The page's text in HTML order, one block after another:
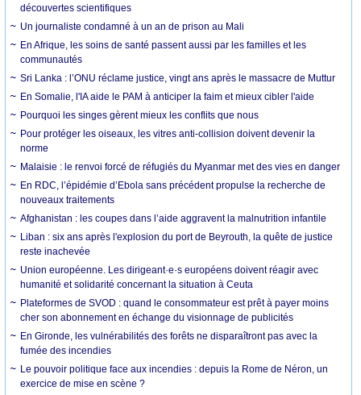
découvertes scientifiques
Un journaliste condamné à un an de prison au Mali
En Afrique, les soins de santé passent aussi par les familles et les
communautés
Sri Lanka : l’ONU réclame justice, vingt ans après le massacre de Muttur
En Somalie, l'IA aide le PAM à anticiper la faim et mieux cibler l'aide
Pourquoi les singes gèrent mieux les conflits que nous
Pour protéger les oiseaux, les vitres anti-collision doivent devenir la
norme
Malaisie : le renvoi forcé de réfugiés du Myanmar met des vies en danger
En RDC, l’épidémie d’Ebola sans précédent propulse la recherche de
nouveaux traitements
Afghanistan : les coupes dans l’aide aggravent la malnutrition infantile
Liban : six ans après l'explosion du port de Beyrouth, la quête de justice
reste inachevée
Union européenne. Les dirigeant·e·s européens doivent réagir avec
humanité et solidarité concernant la situation à Ceuta
Plateformes de SVOD : quand le consommateur est prêt à payer moins
cher son abonnement en échange du visionnage de publicités
En Gironde, les vulnérabilités des forêts ne disparaîtront pas avec la
fumée des incendies
Le pouvoir politique face aux incendies : depuis la Rome de Néron, un
exercice de mise en scène ?